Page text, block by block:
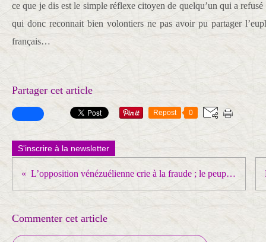
ce que je dis est le simple réflexe citoyen de quelqu’un qui a
qui donc reconnait bien volontiers ne pas avoir pu partager
français…
Partager cet article
Repost 0
S'inscrire à la newsletter
L’opposition vénézuélienne crie à la fraude ; le peuple réélit le président Maduro
Commenter cet article